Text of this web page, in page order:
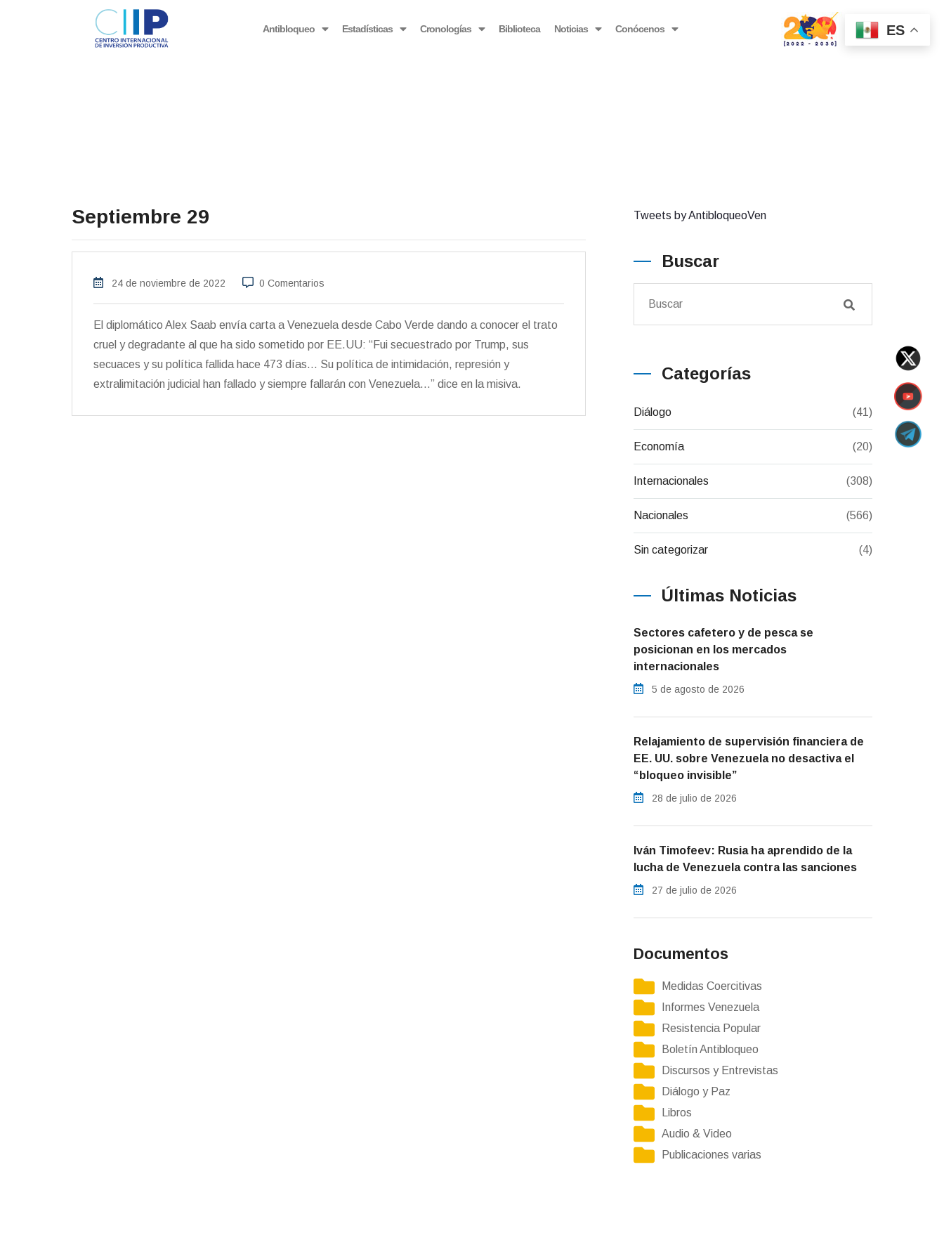
Antibloqueo Estadísticas Cronologías Biblioteca Noticias Conócenos
Septiembre 29
24 de noviembre de 2022 0 Comentarios
El diplomático Alex Saab envía carta a Venezuela desde Cabo Verde dando a conocer el trato
cruel y degradante al que ha sido sometido por EE.UU: “Fui secuestrado por Trump, sus
secuaces y su política fallida hace 473 días… Su política de intimidación, represión y
extralimitación judicial han fallado y siempre fallarán con Venezuela…” dice en la misiva.
Tweets by AntibloqueoVen
Buscar
Categorías
Diálogo (41)
Economía (20)
Internacionales (308)
Nacionales (566)
Sin categorizar (4)
Últimas Noticias
Sectores cafetero y de pesca se
posicionan en los mercados
internacionales
5 de agosto de 2026
Relajamiento de supervisión financiera de
EE. UU. sobre Venezuela no desactiva el
“bloqueo invisible”
28 de julio de 2026
Iván Timofeev: Rusia ha aprendido de la
lucha de Venezuela contra las sanciones
27 de julio de 2026
Documentos
Medidas Coercitivas
Informes Venezuela
Resistencia Popular
Boletín Antibloqueo
Discursos y Entrevistas
Diálogo y Paz
Libros
Audio & Video
Publicaciones varias
ES